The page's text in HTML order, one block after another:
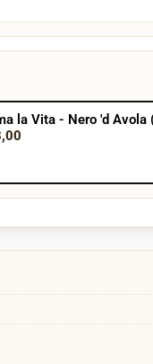
la Vita - Nero 'd Avola